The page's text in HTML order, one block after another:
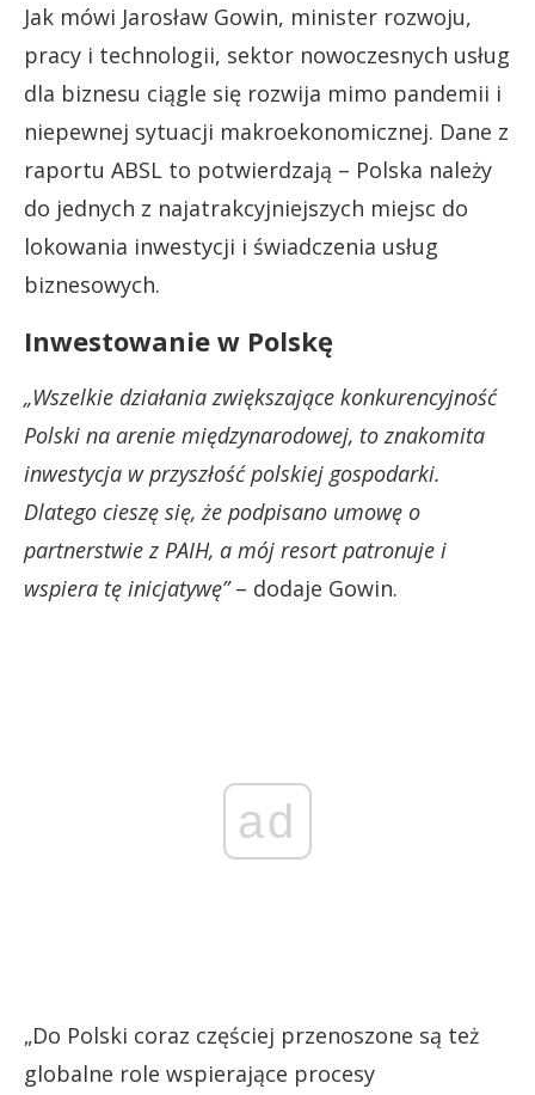
Jak mówi Jarosław Gowin, minister rozwoju,
pracy i technologii, sektor nowoczesnych usług
dla biznesu ciągle się rozwija mimo pandemii i
niepewnej sytuacji makroekonomicznej. Dane z
raportu ABSL to potwierdzają – Polska należy
do jednych z najatrakcyjniejszych miejsc do
lokowania inwestycji i świadczenia usług
biznesowych.
Inwestowanie w Polskę
„Wszelkie działania zwiększające konkurencyjność
Polski na arenie międzynarodowej, to znakomita
inwestycja w przyszłość polskiej gospodarki.
Dlatego cieszę się, że podpisano umowę o
partnerstwie z PAIH, a mój resort patronuje i
wspiera tę inicjatywę”– dodaje Gowin.
ad
„Do Polski coraz częściej przenoszone są też
globalne role wspierające procesy